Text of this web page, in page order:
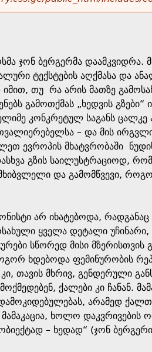
ჯონ ბერგერმა დაამკვიდრა.
ტექსტების აღქმასა და
იმით, თუ რა არის მათზე
გამოთქმას „ხედვის გზები“
კონკრეტულ საგანს ცალკე
– და მის
ევროპის მხატვრობაში
გზის საილუსტრაციოდ,
და გამომწვევი,
არ იხატებოდა,
ყველა დეტალი უჩინარი,
სწორედ მისი
ხდებოდა ფემინურობის
კი, თავის მხრივ, გენდერული
ქალები კი ჩანან.
არამედ
ხოლო დაკვრივების
– ხედად“ (ჯონ